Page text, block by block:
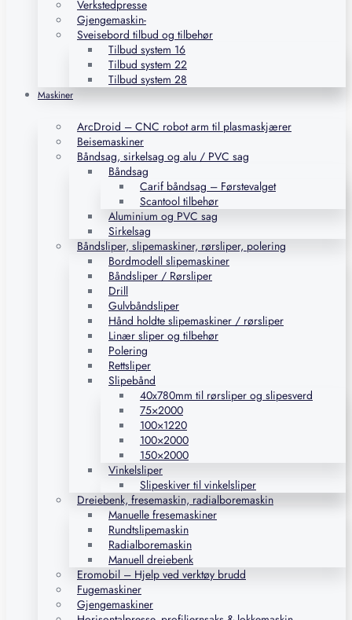
Verkstedpresse
Gjengemaskin-
Sveisebord tilbud og tilbehør
Tilbud system 16
Tilbud system 22
Tilbud system 28
Maskiner
ArcDroid – CNC robot arm til plasmaskjærer
Beisemaskiner
Båndsag, sirkelsag og alu / PVC sag
Båndsag
Carif båndsag – Førstevalget
Scantool tilbehør
Aluminium og PVC sag
Sirkelsag
Båndsliper, slipemaskiner, rørsliper, polering
Bordmodell slipemaskiner
Båndsliper / Rørsliper
Drill
Gulvbåndsliper
Hånd holdte slipemaskiner / rørsliper
Linær sliper og tilbehør
Polering
Rettsliper
Slipebånd
40x780mm til rørsliper og slipesverd
75×2000
100×1220
100×2000
150×2000
Vinkelsliper
Slipeskiver til vinkelsliper
Dreiebenk, fresemaskin, radialboremaskin
Manuelle fresemaskiner
Rundtslipemaskin
Radialboremaskin
Manuell dreiebenk
Eromobil – Hjelp ved verktøy brudd
Fugemaskiner
Gjengemaskiner